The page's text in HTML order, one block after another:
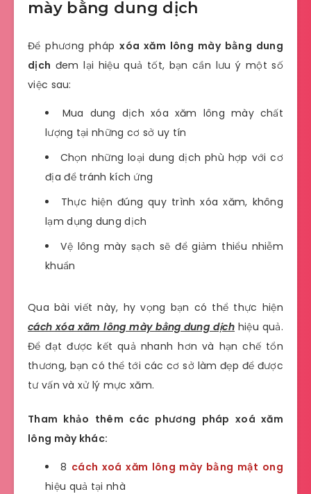
mày bằng dung dịch
Để phương phápxóa xăm lông mày bằng dung
dịch đem lại hiệu quả tốt, bạn cần lưu ý một số
việc sau:
Mua dung dịch xóa xăm lông mày chất
lượng tại những cơ sở uy tín
Chọn những loại dung dịch phù hợp với cơ
địa để tránh kích ứng
Thực hiện đúng quy trình xóa xăm, không
lạm dụng dung dịch
Vệ lông mày sạch sẽ để giảm thiểu nhiễm
khuẩn
Qua bài viết này, hy vọng bạn có thể thực hiện
cách xóa xăm lông mày bằng dung dịch hiệu quả.
Để đạt được kết quả nhanh hơn và hạn chế tổn
thương, bạn có thể tới các cơ sở làm đẹp để được
tư vấn và xử lý mực xăm.
Tham khảo thêm các phương pháp xoá xăm
lông mày khác:
8 cách xoá xăm lông mày bằng mật ong
hiệu quả tại nhà